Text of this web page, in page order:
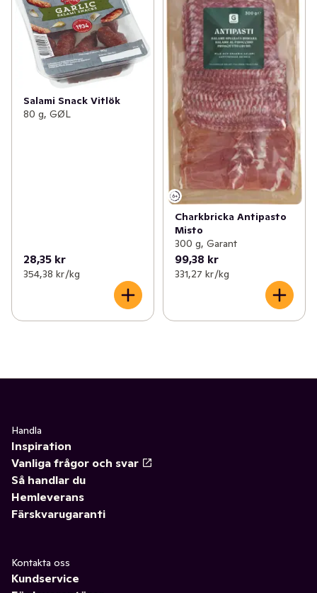
Salami Snack Vitlök
80 g, GØL
28,35 kr
354,38 kr /kg
Charkbricka Antipasto
Misto
300 g, Garant
99,38 kr
331,27 kr /kg
Handla
Inspiration
Vanliga frågor och svar
Så handlar du
Hemleverans
Färskvarugaranti
Kontakta oss
Kundservice